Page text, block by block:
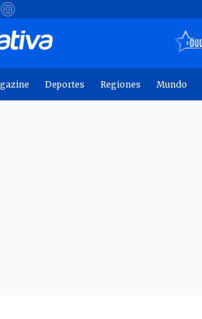
Deportes Regiones Mundo